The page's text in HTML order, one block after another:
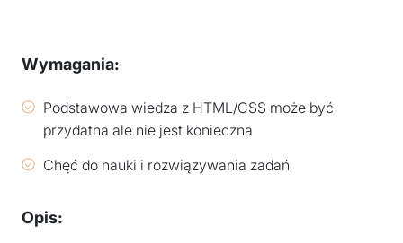
Wymagania:
Podstawowa wiedza z HTML/CSS może być
przydatna ale nie jest konieczna
Chęć do nauki i rozwiązywania zadań
Opis: